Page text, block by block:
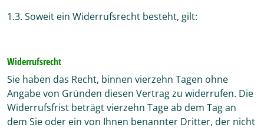
1.3. Soweit ein Widerrufsrecht besteht, gilt:
Widerrufsrecht
Sie haben das Recht, binnen vierzehn Tagen ohne
Angabe von Gründen diesen Vertrag zu widerrufen. Die
Widerrufsfrist beträgt vierzehn Tage ab dem Tag an
dem Sie oder ein von Ihnen benannter Dritter, der nicht